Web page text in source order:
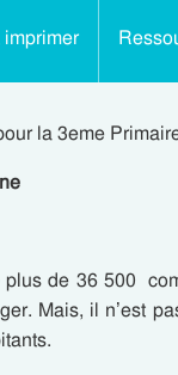
la 3eme
plus de 36 500
Mais, il n’est